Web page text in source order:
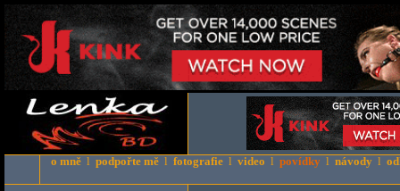
o mně l podpořte mě l fotografie l video l povídky l návody l